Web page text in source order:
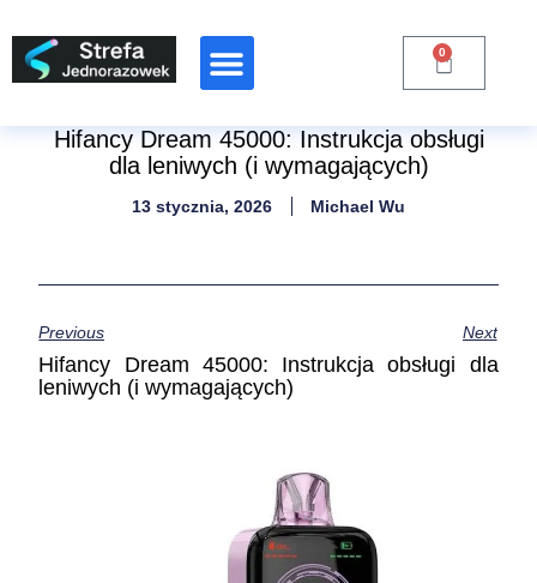
0
Hifancy Dream 45000: Instrukcja obsługi
dla leniwych (i wymagających)
13 stycznia, 2026 Michael Wu
Previous Next
Hifancy Dream 45000: Instrukcja obsługi dla
leniwych (i wymagających)